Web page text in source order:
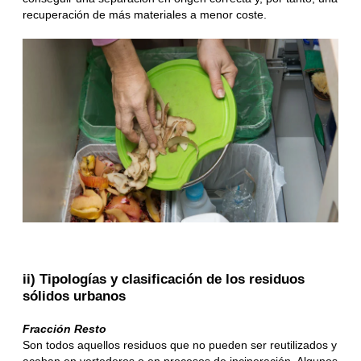
recuperación de más materiales a menor coste.
ii) Tipologías y clasificación de los residuos
sólidos urbanos
Fracción Resto
Son todos aquellos residuos que no pueden ser reutilizados y